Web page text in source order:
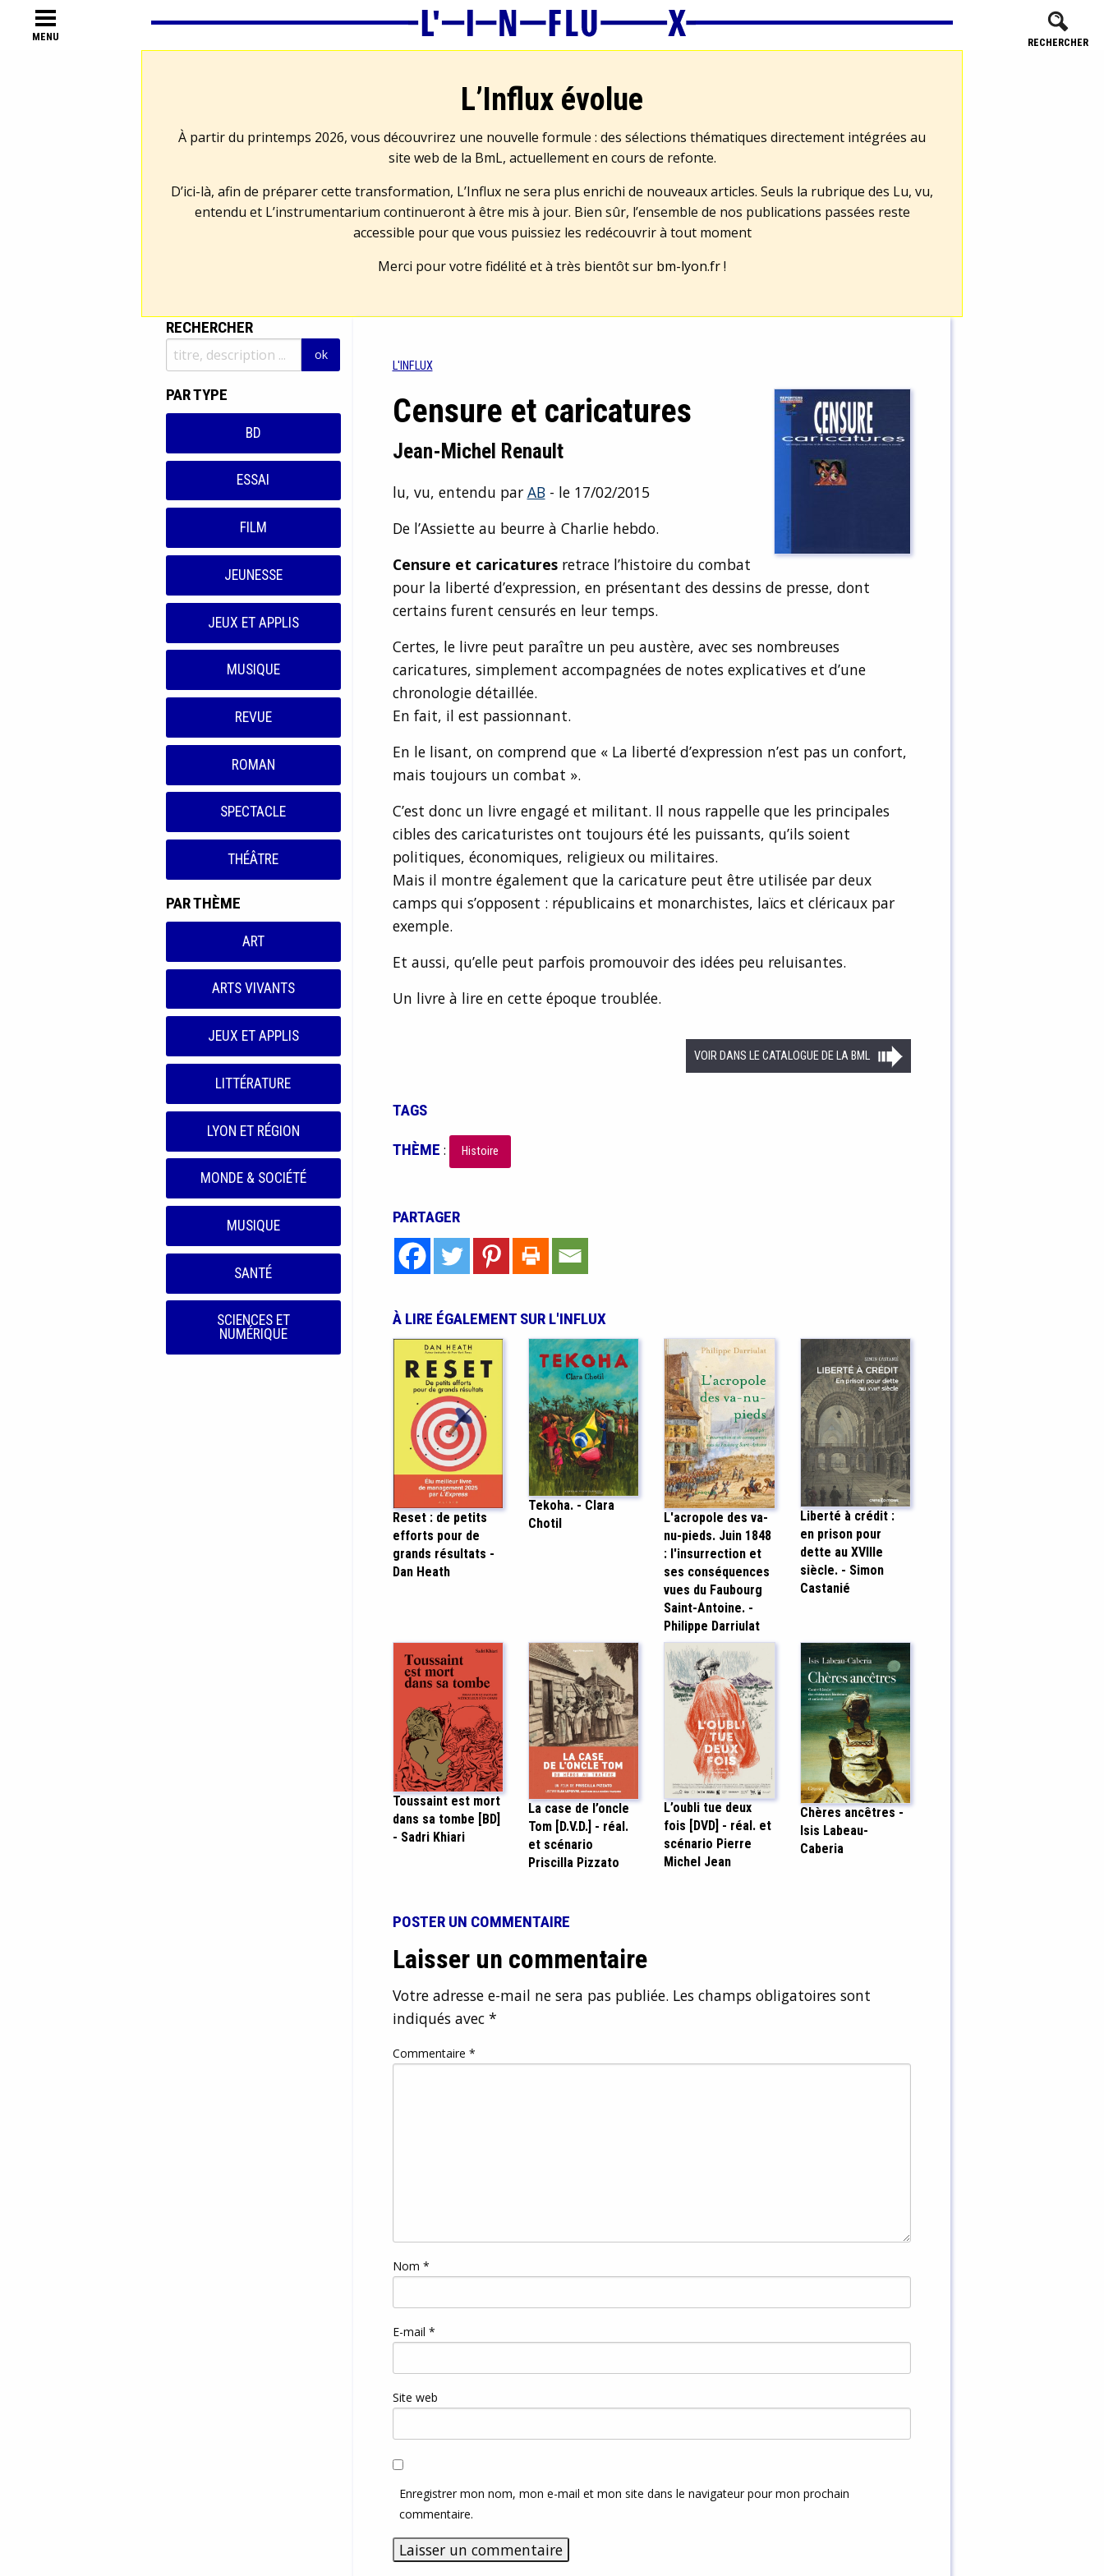
MENU RECHERCHER
L’Influx évolue
À partir du printemps 2026, vous découvrirez une nouvelle formule : des sélections thématiques directement intégrées au
site web de la BmL, actuellement en cours de refonte.
D’ici-là, afin de préparer cette transformation, L’Influx ne sera plus enrichi de nouveaux articles. Seuls la rubrique des Lu, vu,
entendu et L’instrumentarium continueront à être mis à jour. Bien sûr, l’ensemble de nos publications passées reste
accessible pour que vous puissiez les redécouvrir à tout moment
Merci pour votre fidélité et à très bientôt sur bm-lyon.fr!
RECHERCHER
PAR TYPE
BD
ESSAI
FILM
JEUNESSE
JEUX ET APPLIS
MUSIQUE
REVUE
ROMAN
SPECTACLE
THÉÂTRE
PAR THÈME
ART
ARTS VIVANTS
JEUX ET APPLIS
LITTÉRATURE
LYON ET RÉGION
MONDE & SOCIÉTÉ
MUSIQUE
SANTÉ
SCIENCES ET
NUMÉRIQUE
L'INFLUX
Censure et caricatures
Jean-Michel Renault
lu, vu, entendu par AB- le 17/02/2015
De l’Assiette au beurre à Charlie hebdo.
Censure et caricaturesretrace l’histoire du combat
pour la liberté d’expression, en présentant des dessins de presse, dont
certains furent censurés en leur temps.
Certes, le livre peut paraître un peu austère, avec ses nombreuses
caricatures, simplement accompagnées de notes explicatives et d’une
chronologie détaillée.
En fait, il est passionnant.
En le lisant, on comprend que « La liberté d’expression n’est pas un confort,
mais toujours un combat ».
C’est donc un livre engagé et militant. Il nous rappelle que les principales
cibles des caricaturistes ont toujours été les puissants, qu’ils soient
politiques, économiques, religieux ou militaires.
Mais il montre également que la caricature peut être utilisée par deux
camps qui s’opposent : républicains et monarchistes, laïcs et cléricaux par
exemple.
Et aussi, qu’elle peut parfois promouvoir des idées peu reluisantes.
Un livre à lire en cette époque troublée.
VOIR DANS LE CATALOGUE DE LA BML
TAGS
THÈME : Histoire
PARTAGER
À LIRE ÉGALEMENT SUR L'INFLUX
Reset : de petits
efforts pour de
grands résultats -
Dan Heath
Tekoha. - Clara
Chotil
L'acropole des va-
nu-pieds. Juin 1848
: l'insurrection et
ses conséquences
vues du Faubourg
Saint-Antoine. -
Philippe Darriulat
Liberté à crédit :
en prison pour
dette au XVIIIe
siècle. - Simon
Castanié
Toussaint est mort
dans sa tombe [BD]
- Sadri Khiari
La case de l’oncle
Tom [D.V.D.] - réal.
et scénario
Priscilla Pizzato
L’oubli tue deux
fois [DVD] - réal. et
scénario Pierre
Michel Jean
Chères ancêtres -
Isis Labeau-
Caberia
POSTER UN COMMENTAIRE
Laisser un commentaire
Votre adresse e-mail ne sera pas publiée. Les champs obligatoires sont
indiqués avec *
Commentaire *
Nom *
E-mail *
Site web
Enregistrer mon nom, mon e-mail et mon site dans le navigateur pour mon prochain
commentaire.